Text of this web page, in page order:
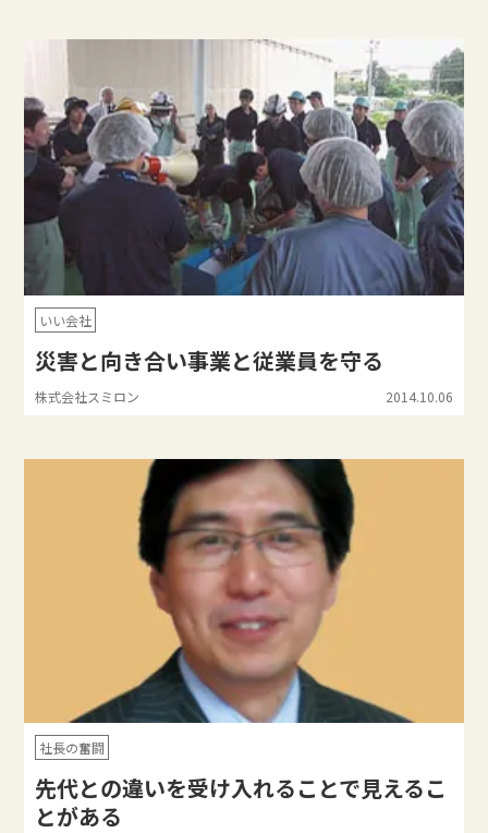
いい会社
災害と向き合い事業と従業員を守る
株式会社スミロン 2014.10.06
社長の奮闘
先代との違いを受け入れることで見えるこ
とがある